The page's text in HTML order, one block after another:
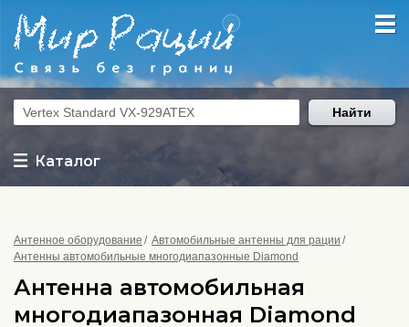
Каталог
Найти
Антенное оборудование
Автомобильные антенны для рации
Антенны автомобильные многодиапазонные Diamond
Антенна автомобильная
многодиапазонная Diamond